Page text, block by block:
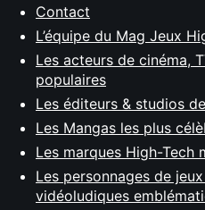
Contact
L’équipe du Mag Jeux
Les acteurs de cinéma,
populaires
Les éditeurs & studios
Les Mangas les plus
Les marques High-Tech
Les personnages de
vidéoludiques